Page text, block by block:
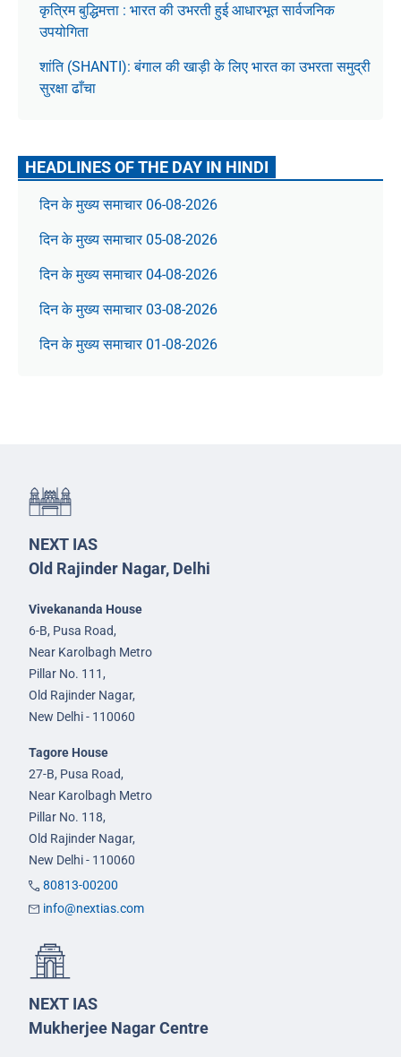
कृत्रिम बुद्धिमत्ता : भारत की उभरती हुई आधारभूत सार्वजनिक
उपयोगिता
शांति (SHANTI): बंगाल की खाड़ी के लिए भारत का उभरता समुद्री
सुरक्षा ढाँचा
HEADLINES OF THE DAY IN HINDI
दिन के मुख्य समाचार 06-08-2026
दिन के मुख्य समाचार 05-08-2026
दिन के मुख्य समाचार 04-08-2026
दिन के मुख्य समाचार 03-08-2026
दिन के मुख्य समाचार 01-08-2026
NEXT IAS
Old Rajinder Nagar, Delhi
Vivekananda House
6-B, Pusa Road,
Near Karolbagh Metro
Pillar No. 111,
Old Rajinder Nagar,
New Delhi - 110060
Tagore House
27-B, Pusa Road,
Near Karolbagh Metro
Pillar No. 118,
Old Rajinder Nagar,
New Delhi - 110060
80813-00200
info@nextias.com
NEXT IAS
Mukherjee Nagar Centre